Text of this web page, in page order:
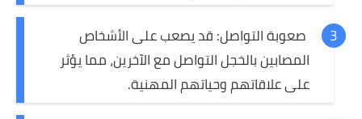
صعوبة التواصل: قد يصعب على الأشخاص
المصابين بالخجل التواصل مع الآخرين، مما يؤثر
على علاقاتهم وحياتهم المهنية.